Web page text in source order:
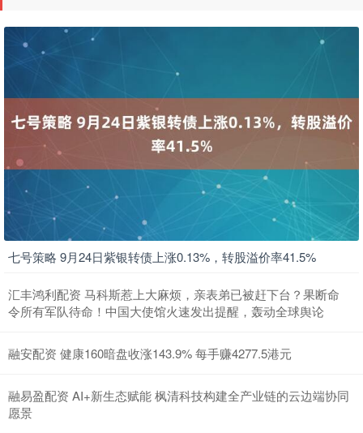
七号策略 9月24日紫银转债上涨0.13%，转股溢价率41.5%
汇丰鸿利配资 马科斯惹上大麻烦，亲表弟已被赶下台？果断命
令所有军队待命！中国大使馆火速发出提醒，轰动全球舆论
融安配资 健康160暗盘收涨143.9% 每手赚4277.5港元
融易盈配资 AI+新生态赋能 枫清科技构建全产业链的云边端协同
愿景